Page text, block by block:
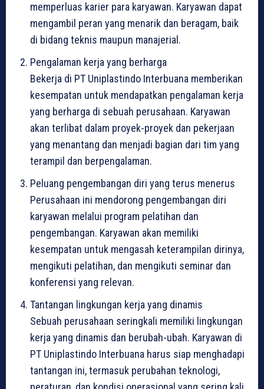
memperluas karier para karyawan. Karyawan dapat
mengambil peran yang menarik dan beragam, baik
di bidang teknis maupun manajerial.
Pengalaman kerja yang berharga
Bekerja di PT Uniplastindo Interbuana memberikan
kesempatan untuk mendapatkan pengalaman kerja
yang berharga di sebuah perusahaan. Karyawan
akan terlibat dalam proyek-proyek dan pekerjaan
yang menantang dan menjadi bagian dari tim yang
terampil dan berpengalaman.
Peluang pengembangan diri yang terus menerus
Perusahaan ini mendorong pengembangan diri
karyawan melalui program pelatihan dan
pengembangan. Karyawan akan memiliki
kesempatan untuk mengasah keterampilan dirinya,
mengikuti pelatihan, dan mengikuti seminar dan
konferensi yang relevan.
Tantangan lingkungan kerja yang dinamis
Sebuah perusahaan seringkali memiliki lingkungan
kerja yang dinamis dan berubah-ubah. Karyawan di
PT Uniplastindo Interbuana harus siap menghadapi
tantangan ini, termasuk perubahan teknologi,